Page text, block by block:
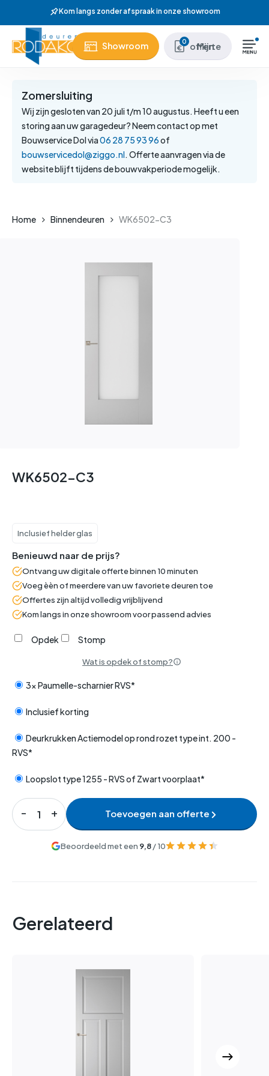
content
Wij hebben meer dan 37 jaar
Showroom 0 Mijn offerte
Zomersluiting
Wij zijn gesloten van 20 juli t/m 10 augustus. Heeft u een
storing aan uw garagedeur? Neem contact op met
Bouwservice Dol via06 28 75 93 96of
bouwservicedol@ziggo.nl. Offerte aanvragen via de
website blijft tijdens de bouwvakperiode mogelijk.
Home Binnendeuren WK6502-C3
WK6502-C3
Inclusief helder glas
Benieuwd naar de prijs?
Ontvang uw digitale offerte binnen 10 minuten
Voeg èèn of meerdere van uw favoriete deuren toe
Offertes zijn altijd volledig vrijblijvend
Kom langs in onze showroom voor passend advies
Opdek Stomp
Wat is opdek of stomp?
3x Paumelle-scharnier RVS*
Inclusief korting
Deurkrukken Actiemodel op rond rozet type int. 200 -
RVS*
Loopslot type 1255 - RVS of Zwart voorplaat*
Toevoegen aan offerte
Beoordeeld met een 9,8/ 10
Gerelateerd
Close
Menu